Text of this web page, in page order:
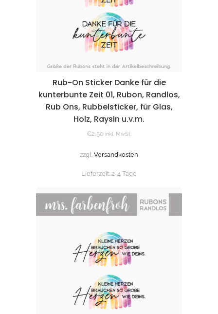
Rub-On Sticker Danke für die
kunterbunte Zeit 01, Rubon, Randlos,
Rub Ons, Rubbelsticker, für Glas,
Holz, Raysin u.v.m.
€2,50 inkl. MwSt.
zzgl. Versandkosten
Lieferzeit: 2-4 Tage